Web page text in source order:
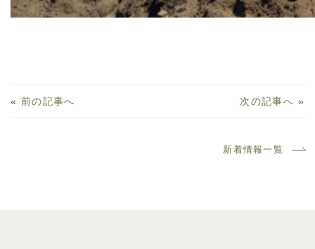
« 前の記事へ 次の記事へ »
新着情報一覧